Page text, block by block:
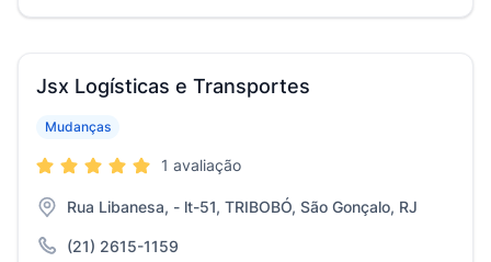
Jsx Logísticas e Transportes
Mudanças
1 avaliação
Rua Libanesa, - lt-51, TRIBOBÓ, São Gonçalo, RJ
(21) 2615-1159